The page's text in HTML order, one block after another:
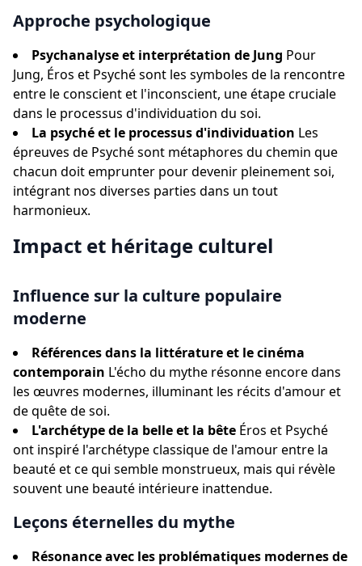
Approche psychologique
Psychanalyse et interprétation de Jung Pour
Jung, Éros et Psyché sont les symboles de la rencontre
entre le conscient et l'inconscient, une étape cruciale
dans le processus d'individuation du soi.
La psyché et le processus d'individuation Les
épreuves de Psyché sont métaphores du chemin que
chacun doit emprunter pour devenir pleinement soi,
intégrant nos diverses parties dans un tout
harmonieux.
Impact et héritage culturel
Influence sur la culture populaire
moderne
Références dans la littérature et le cinéma
contemporain L'écho du mythe résonne encore dans
les œuvres modernes, illuminant les récits d'amour et
de quête de soi.
L'archétype de la belle et la bête Éros et Psyché
ont inspiré l'archétype classique de l'amour entre la
beauté et ce qui semble monstrueux, mais qui révèle
souvent une beauté intérieure inattendue.
Leçons éternelles du mythe
Résonance avec les problématiques modernes de